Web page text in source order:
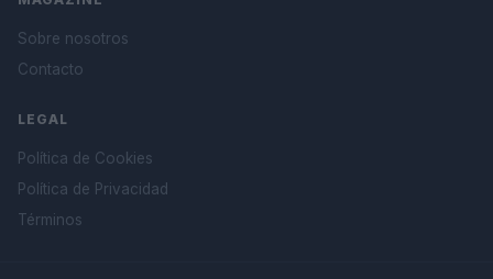
Sobre nosotros
Contacto
LEGAL
Política de Cookies
Política de Privacidad
Términos